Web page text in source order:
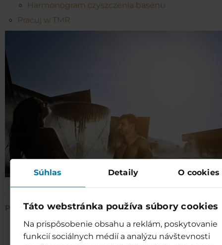
Súhlas Detaily O cookies
Táto webstránka používa súbory cookies
Na prispôsobenie obsahu a reklám, poskytovanie
funkcií sociálnych médií a analýzu návštevnosti
Harmonogram czyszczenia basenu
Pracuj w TMR
Powrót do domu
Skontaktuj się